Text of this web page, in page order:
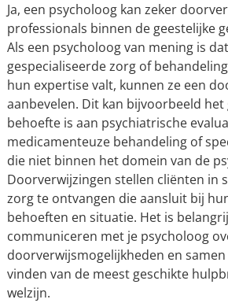
Ja, een psycholoog kan zeker
professionals binnen de geestelijke
Als een psycholoog van mening is
gespecialiseerde zorg of
hun expertise valt, kunnen ze een
aanbevelen. Dit kan bijvoorbeeld het
behoefte is aan psychiatrische
medicamenteuze behandeling of
die niet binnen het domein van de
Doorverwijzingen stellen cliënten in
zorg te ontvangen die aansluit bij
behoeften en situatie. Het is
communiceren met je psycholoog
doorverwijsmogelijkheden en
vinden van de meest geschikte
welzijn.